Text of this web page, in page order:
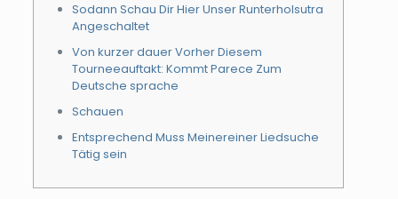
Sodann Schau Dir Hier Unser Runterholsutra
Angeschaltet
Von kurzer dauer Vorher Diesem
Tourneeauftakt: Kommt Parece Zum
Deutsche sprache
Schau­en
Entsprechend Muss Meinereiner Liedsuche
Tätig sein